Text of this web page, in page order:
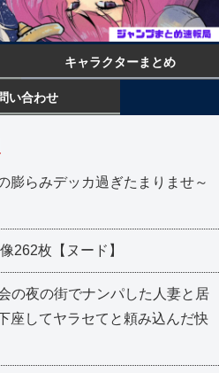
キャラクターまとめ
い合わせ
膨らみデッカ過ぎたまりませ～
262枚【ヌード】
の夜の街でナンパした人妻と居
座してヤラセてと頼み込んだ快